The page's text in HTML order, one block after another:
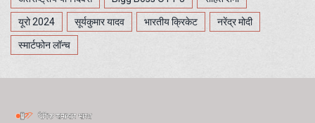
यूरो 2024 सूर्यकुमार यादव भारतीय क्रिकेट नरेंद्र मोदी
स्मार्टफोन लॉन्च